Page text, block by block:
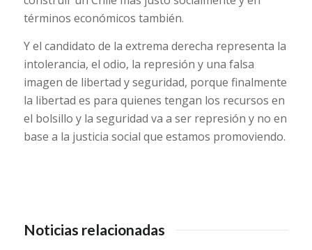
términos económicos también.
Y el candidato de la extrema derecha representa la
intolerancia, el odio, la represión y una falsa
imagen de libertad y seguridad, porque finalmente
la libertad es para quienes tengan los recursos en
el bolsillo y la seguridad va a ser represión y no en
base a la justicia social que estamos promoviendo.
Noticias relacionadas